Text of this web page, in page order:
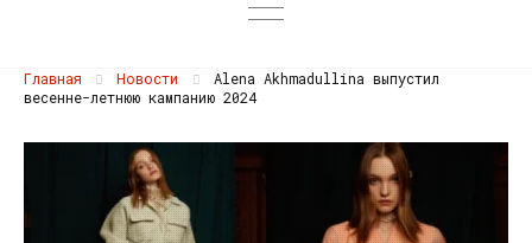
Главная Новости
Alena Akhmadullina выпустил
весенне-летнюю кампанию 2024